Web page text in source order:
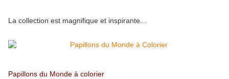
La collection est magnifique et inspirante...
Papillons du Monde à colorier